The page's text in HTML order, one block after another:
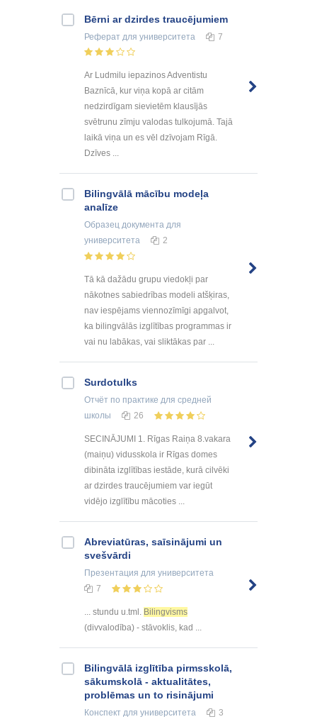
Bērni ar dzirdes traucējumiem
Реферат для университета 7
Ar Ludmilu iepazinos Adventistu
Baznīcā, kur viņa kopā ar citām
nedzirdīgam sievietēm klausījās
svētrunu zīmju valodas tulkojumā. Tajā
laikā viņa un es vēl dzīvojam Rīgā.
Dzīves ...
Bilingvālā mācību modeļa
analīze
Образец документа для
университета
2
Tā kā dažādu grupu viedokļi par
nākotnes sabiedrības modeli atšķiras,
nav iespējams viennozīmīgi apgalvot,
ka bilingvālās izglītības programmas ir
vai nu labākas, vai sliktākas par ...
Surdotulks
Отчёт по практике для средней
школы
26
SECINĀJUMI 1. Rīgas Raiņa 8.vakara
(maiņu) vidusskola ir Rīgas domes
dibināta izglītības iestāde, kurā cilvēki
ar dzirdes traucējumiem var iegūt
vidējo izglītību mācoties ...
Abreviatūras, saīsinājumi un
svešvārdi
Презентация для университета
7
... stundu u.tml. Bilingvisms
(divvalodība) - stāvoklis, kad ...
Bilingvālā izglītība pirmsskolā,
sākumskolā - aktualitātes,
problēmas un to risinājumi
Конспект для университета 3